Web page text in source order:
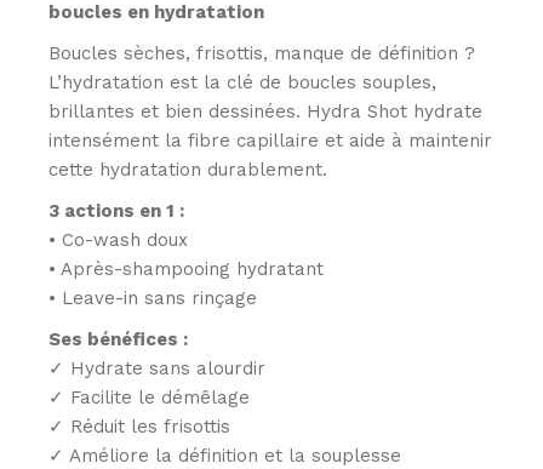
boucles en hydratation
Boucles sèches, frisottis, manque de définition ?
L’hydratation est la clé de boucles souples,
brillantes et bien dessinées. Hydra Shot hydrate
intensément la fibre capillaire et aide à maintenir
cette hydratation durablement.
3 actions en 1 :
• Co-wash doux
• Après-shampooing hydratant
• Leave-in sans rinçage
Ses bénéfices :
✓ Hydrate sans alourdir
✓ Facilite le démêlage
✓ Réduit les frisottis
✓ Améliore la définition et la souplesse